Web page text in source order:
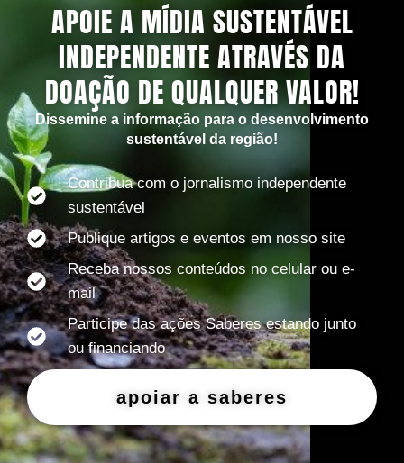
APOIE A MÍDIA SUSTENTÁVEL
INDEPENDENTE ATRAVÉS DA
DOAÇÃO DE QUALQUER VALOR!
Dissemine a informação para o desenvolvimento
sustentável da região!
Contribua com o jornalismo independente
sustentável
Publique artigos e eventos em nosso site
Receba nossos conteúdos no celular ou e-
mail
Participe das ações Saberes estando junto
ou financiando
apoiar a saberes